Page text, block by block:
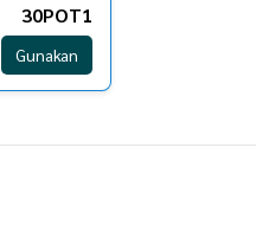
30POT1
Gunakan